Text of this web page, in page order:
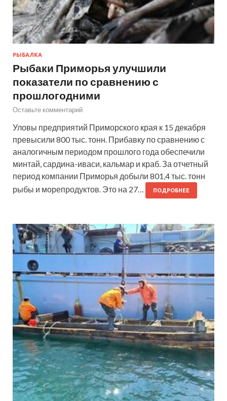
РЫБАЛКА
Рыбаки Приморья улучшили
показатели по сравнению с
прошлогодними
Оставьте комментарий
Уловы предприятий Приморского края к 15 декабря
превысили 800 тыс. тонн. Прибавку по сравнению с
аналогичным периодом прошлого года обеспечили
минтай, сардина-иваси, кальмар и краб. За отчетный
период компании Приморья добыли 801,4 тыс. тонн
рыбы и морепродуктов. Это на 27…
ПОДРОБНЕЕ